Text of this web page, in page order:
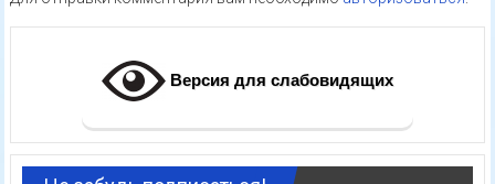
Версия для слабовидящих